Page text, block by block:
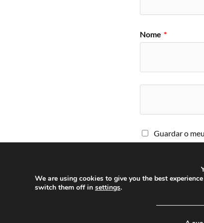
Nome *
Guardar o
comentar.
We are using cookies to give you the best
switch them off in settings.